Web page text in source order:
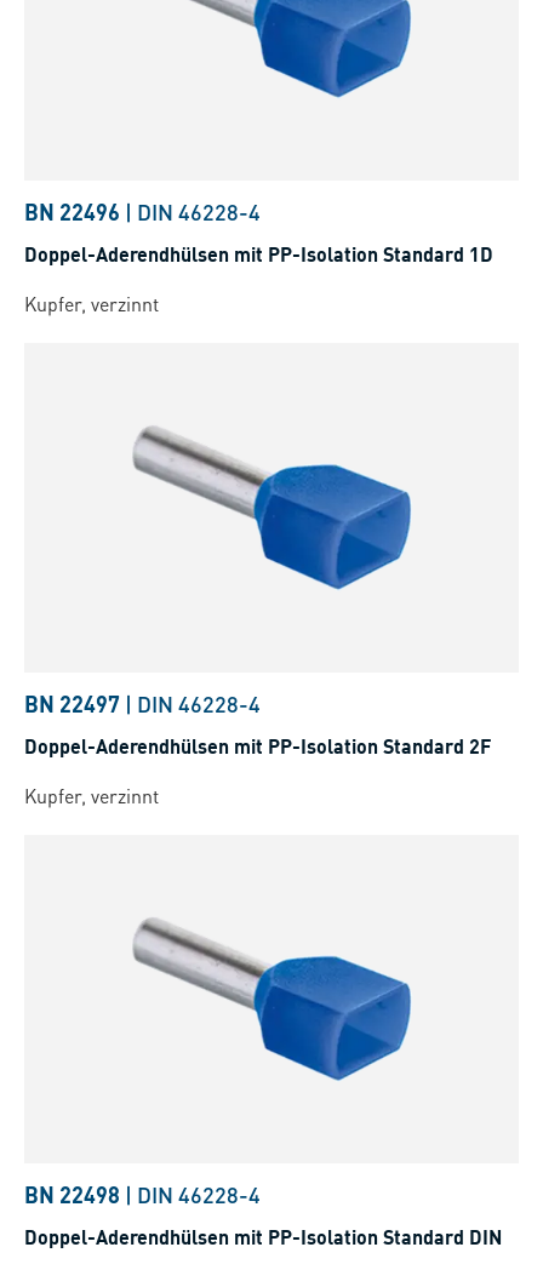
BN 22496 | DIN 46228-4
Doppel-Aderendhülsen mit PP-Isolation Standard 1D
Kupfer, verzinnt
BN 22497 | DIN 46228-4
Doppel-Aderendhülsen mit PP-Isolation Standard 2F
Kupfer, verzinnt
BN 22498 | DIN 46228-4
Doppel-Aderendhülsen mit PP-Isolation Standard DIN